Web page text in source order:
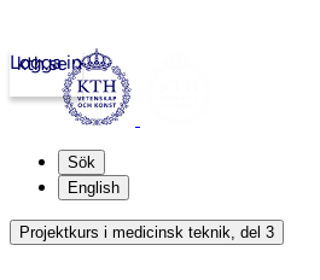
kth.se
Logga in
Sök
English
Projektkurs i medicinsk teknik, del 3